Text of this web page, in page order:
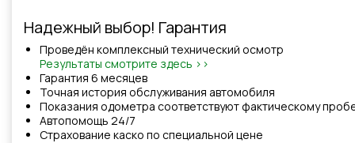
Надежный выбор! Гарантия
Проведён комплексный технический осмотр
Результаты смотрите здесь >>
Гарантия 6 месяцев
Точная история обслуживания автомобиля
Показания одометра соответствуют фактическому
Автопомощь 24/7
Cтрахованиe каско по специальной цене